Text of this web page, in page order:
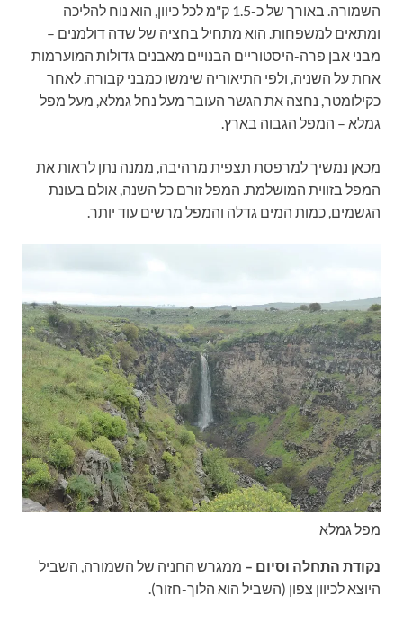
השמורה. באורך של כ-1.5 ק"מ לכל כיוון, הוא נוח להליכה
ומתאים למשפחות. הוא מתחיל בחציה של שדה דולמנים –
מבני אבן פרה-היסטוריים הבנויים מאבנים גדולות המוערמות
אחת על השניה, ולפי התיאוריה שימשו כמבני קבורה. לאחר
כקילומטר, נחצה את הגשר העובר מעל נחל גמלא, מעל מפל
גמלא – המפל הגבוה בארץ.
מכאן נמשיך למרפסת תצפית מרהיבה, ממנה נתן לראות את
המפל בזווית המושלמת. המפל זורם כל השנה, אולם בעונת
הגשמים, כמות המים גדלה והמפל מרשים עוד יותר.
מפל גמלא
נקודת התחלה וסיום – ממגרש החניה של השמורה, השביל
היוצא לכיוון צפון (השביל הוא הלוך-חזור).